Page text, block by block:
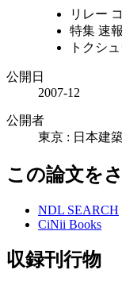
リレー
特集 速
トクシ
公開日
2007-12
公開者
東京 : 日本建
この論文を
NDL SEARCH
CiNii Books
収録刊行物